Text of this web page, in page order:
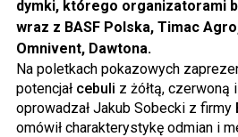
dymki, którego organizatorami
wraz z BASF Polska, Timac
Omnivent, Dawtona.
Na poletkach pokazowych
potencjał cebuli z żółtą, czerwoną
oprowadzał Jakub Sobecki z firmy
omówił charakterystykę odmian i